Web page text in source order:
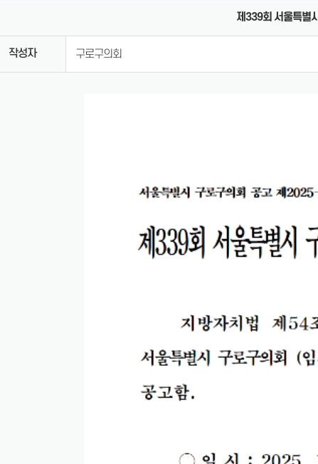
제339회 서울특별
작성자 구로구의회